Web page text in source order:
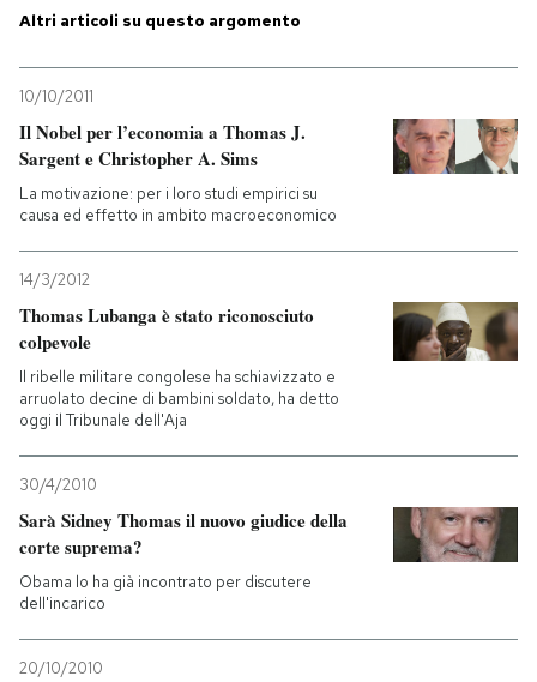
Cultura
PODCAST
NEWSLETTER
I MIEI PREFERITI
SHOP
AREA PERSONALE
Entra
Altri articoli su questo argomento
10/10/2011
Il Nobel per l’economia a Thomas J.
Sargent e Christopher A. Sims
La motivazione: per i loro studi empirici su
causa ed effetto in ambito macroeconomico
14/3/2012
Thomas Lubanga è stato riconosciuto
colpevole
Il ribelle militare congolese ha schiavizzato e
arruolato decine di bambini soldato, ha detto
oggi il Tribunale dell'Aja
30/4/2010
Sarà Sidney Thomas il nuovo giudice della
corte suprema?
Obama lo ha già incontrato per discutere
dell'incarico
20/10/2010